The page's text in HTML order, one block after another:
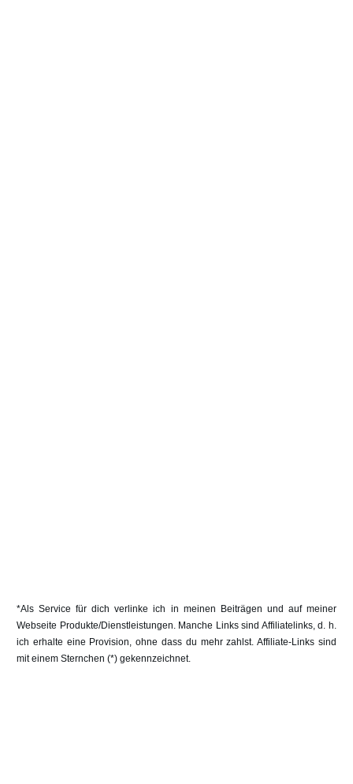
*Als Service für dich verlinke ich in meinen Beiträgen und auf meiner
Webseite Produkte/Dienstleistungen. Manche Links sind Affiliatelinks, d. h.
ich erhalte eine Provision, ohne dass du mehr zahlst. Affiliate-Links sind
mit einem Sternchen (*) gekennzeichnet.